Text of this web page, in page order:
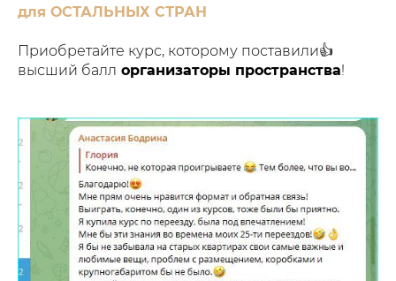
для ОСТАЛЬНЫХ СТРАН
Приобретайте курс, которому поставили👍
высший балл организаторы пространства!